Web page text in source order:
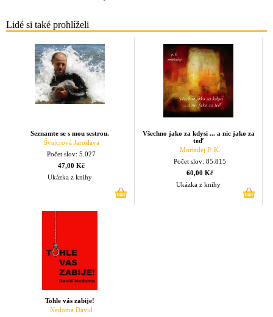
Lidé si také prohlíželi
Seznamte se s mou sestrou.
Švajcrová Jaroslava
Počet slov: 5.027
47,00 Kč
Ukázka z knihy
Všechno jako za kdysi ... a nic jako za
teď
Mortadej P. K.
Počet slov: 85.815
60,00 Kč
Ukázka z knihy
Tohle vás zabije!
Nedoma David